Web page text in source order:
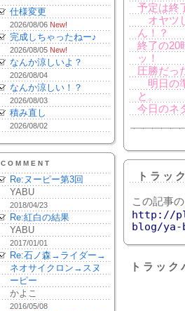
仕様変更
2026/08/06 New!
完成しちゃったねー♪
2026/08/05 New!
なんか涼しいよ？
2026/08/04
なんか涼しい！？
2026/08/03
積み直し
2026/08/02
COMMENT
Re:ヌーピー第3回
YABU
2018/04/23
Re:紅白の結果
YABU
2017/01/01
Re:石ノ森→ライダー→
ネオサイクロン→スヌ
ーピー
かよこ
2016/05/08
予定は終
オヤツ
ん！？
終了の20
ッ！
圧勝だっ
明日の
と。
今日のネ
トラッ
この記事
http://
blog/ya-
トラッ